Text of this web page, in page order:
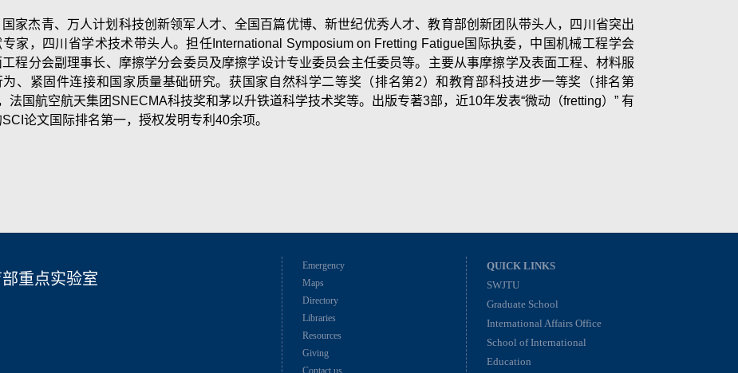
国家杰青、万人计划科技创新领军人才、全国百篇优博、新世纪优秀人才、教育部创新团队带头人，四川省突出
专家，四川省学术技术带头人。担任International Symposium on Fretting Fatigue国际执委，中国机械工程学会
工程分会副理事长、摩擦学分会委员及摩擦学设计专业委员会主任委员等。主要从事摩擦学及表面工程、材料服
为、紧固件连接和国家质量基础研究。获国家自然科学二等奖（排名第2）和教育部科技进步一等奖（排名第
法国航空航天集团SNECMA科技奖和茅以升铁道科学技术奖等。出版专著3部，近10年发表“微动（fretting）” 有
SCI论文国际排名第一，授权发明专利40余项。
重点实验室
Emergency
Maps
Directory
Libraries
Resources
Giving
Contact us
QUICK LINKS
SWJTU
Graduate School
International Affairs Office
School of International
Education